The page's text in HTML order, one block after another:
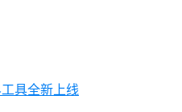
具全新上线